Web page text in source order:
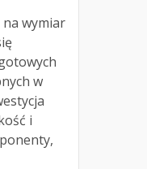
na wymiar
w
i